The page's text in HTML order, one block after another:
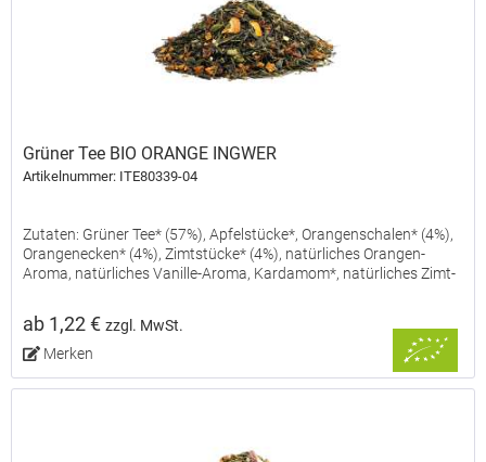
Grüner Tee BIO ORANGE INGWER
Artikelnummer: ITE80339-04
Zutaten: Grüner Tee* (57%), Apfelstücke*, Orangenschalen* (4%),
Orangenecken* (4%), Zimtstücke* (4%), natürliches Orangen-
Aroma, natürliches Vanille-Aroma, Kardamom*, natürliches Zimt-
ab 1,22 €zzgl. MwSt.
Merken